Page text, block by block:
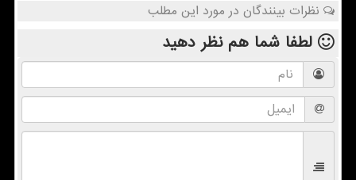
نظرات بینندگان در مورد این مطلب
لطفا شما همنظر دهید